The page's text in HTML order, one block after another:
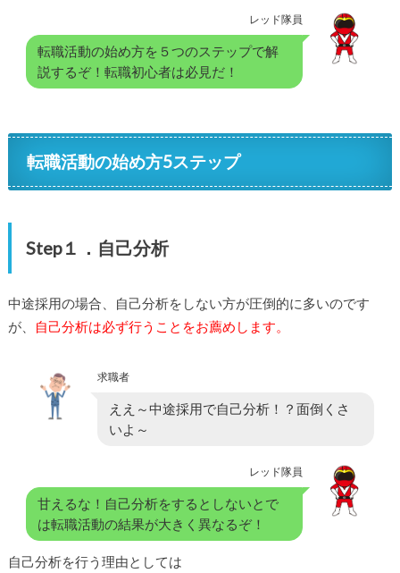
レッド隊員
転職活動の始め方を５つのステップで解
説するぞ！転職初心者は必見だ！
転職活動の始め方5ステップ
Step１．自己分析
中途採用の場合、自己分析をしない方が圧倒的に多いのです
が、
自己分析は必ず行うことをお薦めします。
求職者
ええ～中途採用で自己分析！？面倒くさ
いよ～
レッド隊員
甘えるな！自己分析をするとしないとで
は転職活動の結果が大きく異なるぞ！
自己分析を行う理由としては